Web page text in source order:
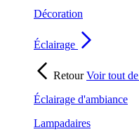
Décoration
Éclairage
RetourVoir tout de
Éclairage d'ambiance
Lampadaires